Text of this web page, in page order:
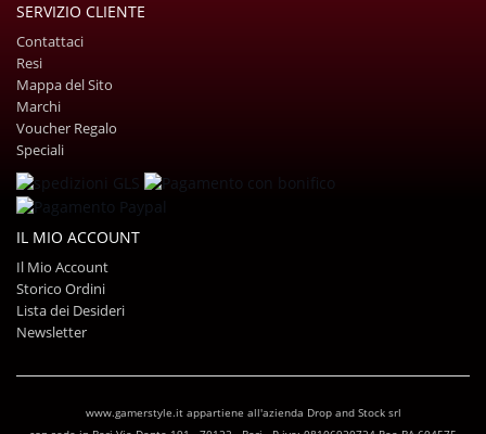
SERVIZIO CLIENTE
Contattaci
Resi
Mappa del Sito
Marchi
Voucher Regalo
Speciali
IL MIO ACCOUNT
Il Mio Account
Storico Ordini
Lista dei Desideri
Newsletter
www.gamerstyle.it appartiene all'azienda Drop and Stock srl